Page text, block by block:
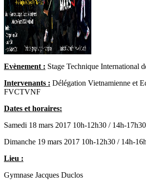
Evènement : Stage Technique International
Intervenants : Délégation Vietnamienne et
FVCTVNF
Dates et horaires:
Samedi 18 mars 2017 10h-12h30 / 14h-17h30
Dimanche 19 mars 2017 10h-12h30 / 14h-
Lieu :
Gymnase Jacques Duclos